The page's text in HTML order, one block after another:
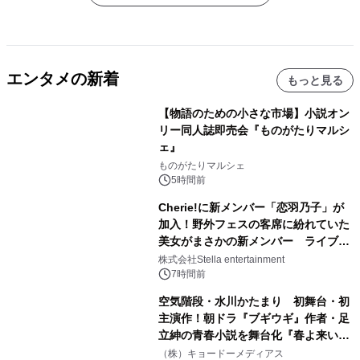
エンタメの新着 もっと見る
【物語のための小さな市場】小説オン
リー同人誌即売会『ものがたりマルシ
ェ』
ものがたりマルシェ
5時間前
Cherie!に新メンバー「恋羽乃子」が
加入！野外フェスの客席に紛れていた
美女がまさかの新メンバー ライブ中
のサプライズ発表に会場騒然
株式会社Stella entertainment
7時間前
空気階段・水川かたまり 初舞台・初
主演作！朝ドラ『ブギウギ』作者・足
立紳の青春小説を舞台化『春よ来い、
マジで来い』キービジュアル解禁！
（株）キョードーメディアス